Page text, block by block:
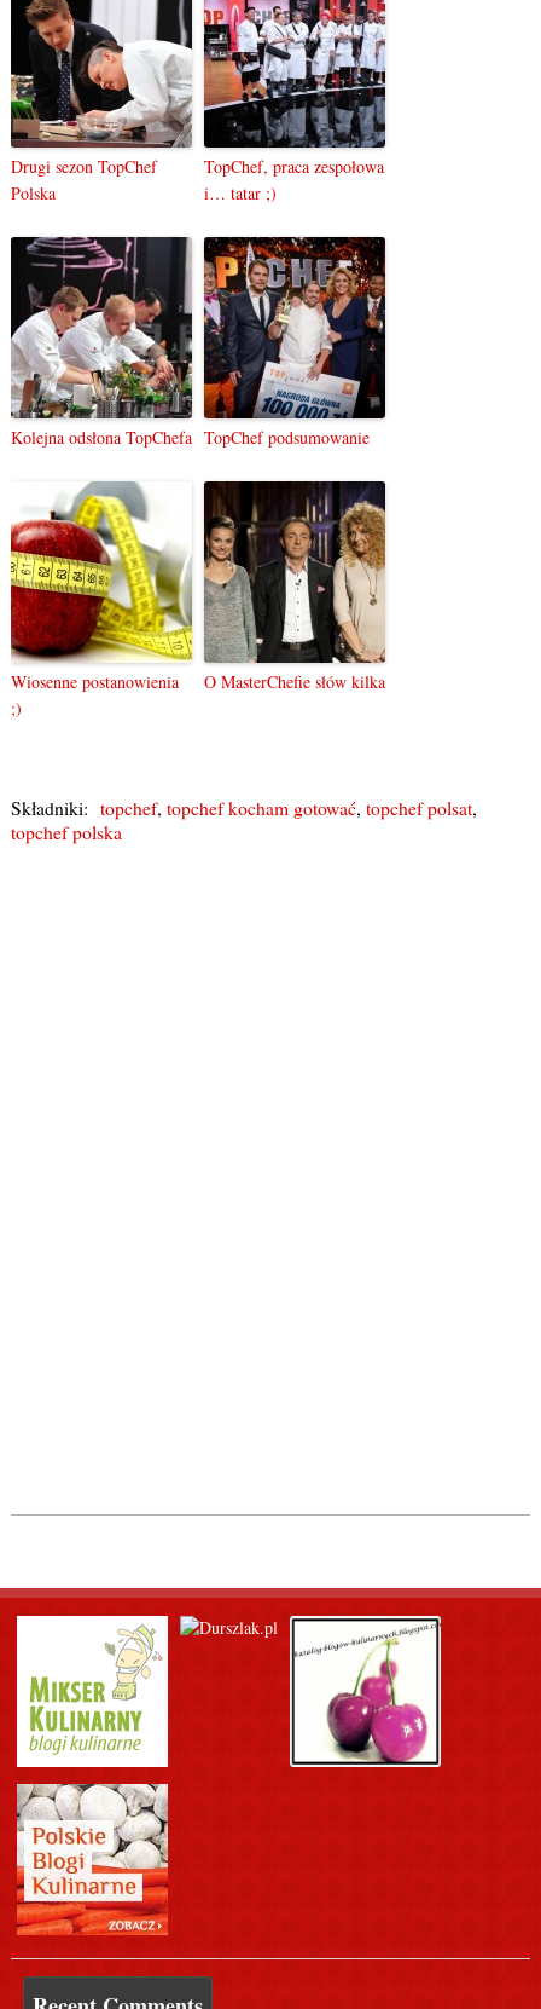
Drugi sezon TopChef
Polska
TopChef, praca zespołowa
i… tatar ;)
Kolejna odsłona TopChefa TopChef podsumowanie
Wiosenne postanowienia
;)
O MasterChefie słów kilka
Składniki: topchef, topchef kocham gotować, topchef polsat,
topchef polska